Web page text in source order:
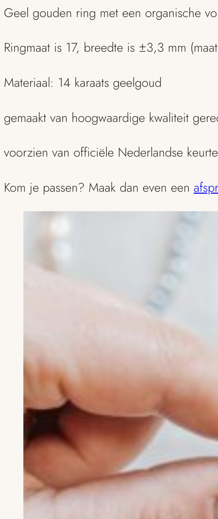
Geel gouden ring met een organische
Ringmaat is 17, breedte is ±3,3 mm
Materiaal: 14 karaats geelgoud
gemaakt van hoogwaardige kwaliteit
voorzien van officiële Nederlandse
Kom je passen? Maak dan even een